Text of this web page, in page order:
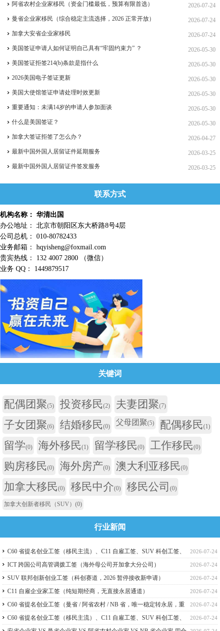
2026-07-24
阿省农村企业家移民（资金门槛最低，预算有限首选）
2026-07-24
曼省企业家移民（综合稳定主流选择，2026 正常开放）
2026-07-24
加拿大安省企业家移民
2026-05-30
美国签证申请人如何证明自己具有“牢固约束力” ？
2026-05-30
美国签证拒签214(b)条款是指什么
2026-05-30
2026美国电子签证更新
2026-05-30
美国大使馆签证申请处理时效更新
2026-05-30
重要通知：未满14岁的申请人参加面谈
2026-05-30
什么是美国签证？
2026-04-27
加拿大签证拒签了怎么办？
2026-03-25
最新中国外国人居留证件延期服务
2026-03-25
最新中国外国人居留证件签发服务
联系方式
机构名称： 华清出国
办公地址： 北京市朝阳区东大桥路8号4层
公司总机： 010-80782433
业务邮箱： hqyisheng@foxmail.com
贵宾热线： 132 4007 2800 （微信）
业务 QQ： 1449879517
关键词
配偶团聚(5) 投资移民(2) 夫妻团聚(7)
子女团聚(6) 结婚移民(0) 父母团聚(5) 配偶移民(1)
留学(0) 海外移民(1) 留学移民(0) 工作移民(0)
购房移民(0) 海外房产(0) 澳大利亚移民(0)
加拿大移民(0) 移民中介(0) 移民公司 (0)
加拿大创新者移民（SUV） (0)
行业新闻
2026-07-24
C60 省提名创业工签（移民主流）、C11 自雇工签、SUV 科创工签、
ICT 跨国高管工签比较
2026-07-24
ICT 跨国公司高管调拨工签（海外母公司开加拿大分公司）
2026-07-24
SUV 联邦创新创业工签（科创赛道，2026 暂停接收新申请）
2026-07-24
C11 自雇企业家工签（纯短期经商，无直接永居通道）
2026-07-24
C60 省提名创业工签（曼省 / 阿省农村 / NB 省，唯一稳定转永居，重
点）
2026-07-24
C60 省提名创业工签（移民主流）、C11 自雇工签、SUV 科创工签、